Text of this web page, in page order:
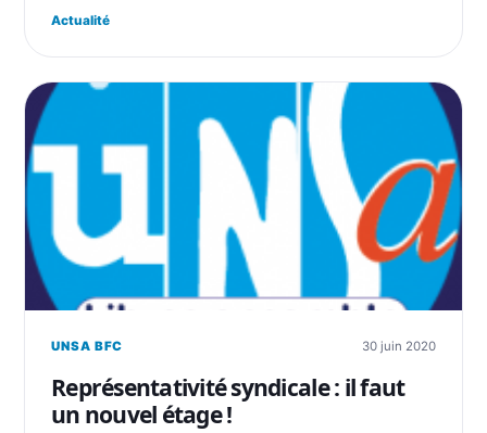
Actualité
UNSA BFC 30 juin 2020
Représentativité syndicale : il faut
un nouvel étage !